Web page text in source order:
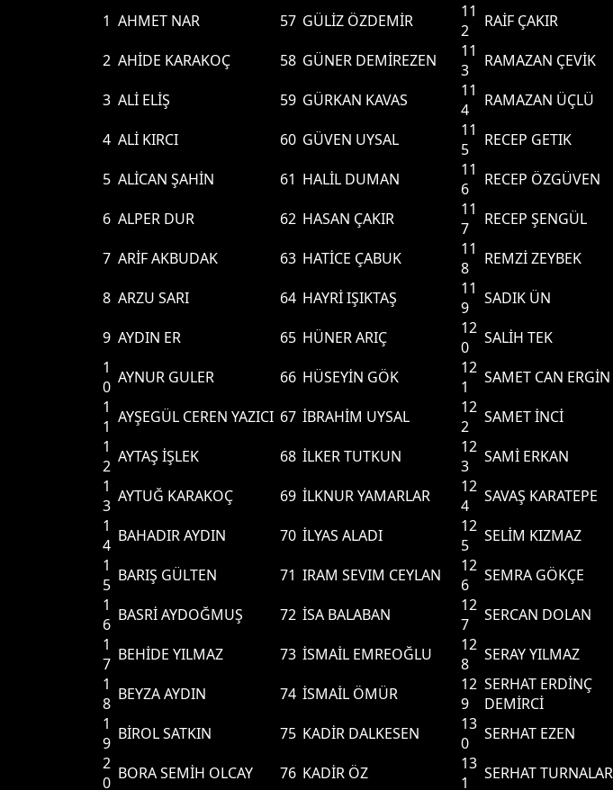
1 AHMET NAR 57 GÜLİZ ÖZDEMİR
11
2
RAİF ÇAKIR
2 AHİDE KARAKOÇ 58 GÜNER DEMİREZEN
11
3
RAMAZAN ÇEVİK
3 ALİ ELİŞ 59 GÜRKAN KAVAS
11
4
RAMAZAN ÜÇLÜ
4 ALİ KIRCI 60 GÜVEN UYSAL
11
5
RECEP GETIK
5 ALİCAN ŞAHİN 61 HALİL DUMAN
11
6
RECEP ÖZGÜVEN
6 ALPER DUR 62 HASAN ÇAKIR
11
7
RECEP ŞENGÜL
7 ARİF AKBUDAK 63 HATİCE ÇABUK
11
8
REMZİ ZEYBEK
8 ARZU SARI 64 HAYRİ IŞIKTAŞ
11
9
SADIK ÜN
9 AYDIN ER 65 HÜNER ARIÇ
12
0
SALİH TEK
1
0 AYNUR GULER 66 HÜSEYİN GÖK
12
1
SAMET CAN ERGİN
1
1 AYŞEGÜL CEREN YAZICI 67 İBRAHİM UYSAL
12
2
SAMET İNCİ
1
2 AYTAŞ İŞLEK 68 İLKER TUTKUN
12
3
SAMİ ERKAN
1
3 AYTUĞ KARAKOÇ 69 İLKNUR YAMARLAR
12
4
SAVAŞ KARATEPE
1
4 BAHADIR AYDIN 70 İLYAS ALADI
12
5
SELİM KIZMAZ
1
5 BARIŞ GÜLTEN 71 IRAM SEVIM CEYLAN
12
6
SEMRA GÖKÇE
1
6 BASRİ AYDOĞMUŞ 72 İSA BALABAN
12
7
SERCAN DOLAN
1
7 BEHİDE YILMAZ 73 İSMAİL EMREOĞLU
12
8
SERAY YILMAZ
1
8 BEYZA AYDIN 74 İSMAİL ÖMÜR
12
9
SERHAT ERDİNÇ
DEMİRCİ
1
9 BİROL SATKIN 75 KADİR DALKESEN
13
0
SERHAT EZEN
2
0 BORA SEMİH OLCAY 76 KADİR ÖZ
13
1
SERHAT TURNALAR